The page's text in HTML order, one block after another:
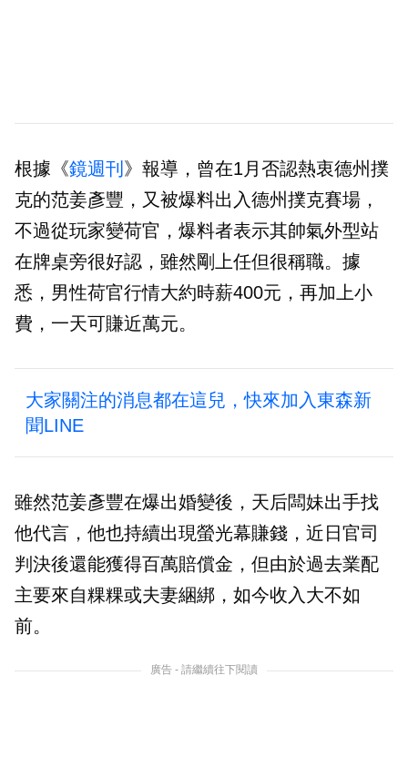
根據《鏡週刊 》報導，曾在1月否認熱衷德州撲
克的范姜彥豐，又被爆料出入德州撲克賽場，
不過從玩家變荷官，爆料者表示其帥氣外型站
在牌桌旁很好認，雖然剛上任但很稱職。據
悉，男性荷官行情大約時薪400元，再加上小
費，一天可賺近萬元。
大家關注的消息都在這兒，快來加入東森新
聞LINE
雖然范姜彥豐在爆出婚變後，天后闆妹出手找
他代言，他也持續出現螢光幕賺錢，近日官司
判決後還能獲得百萬賠償金，但由於過去業配
主要來自粿粿或夫妻綑綁，如今收入大不如
前。
廣告 - 請繼續往下閱讀